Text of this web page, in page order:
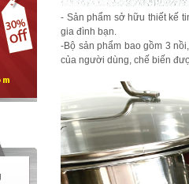
- Sản phẩm sở hữu thiết kế
gia đình bạn.
-Bộ sản phẩm bao gồm 3
của người dùng, chế biến